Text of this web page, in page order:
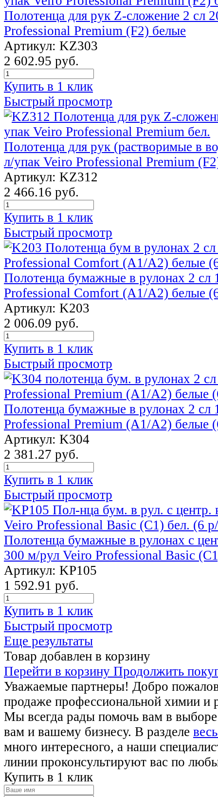
Полотенца для рук Z-сложение 2 сл
Professional Premium (F2) белые
Артикул: KZ303
2 602.95 руб.
Купить в 1 клик
Быстрый просмотр
Полотенца для рук (растворимые в
л/упак Veiro Professional Premium
Артикул: KZ312
2 466.16 руб.
Купить в 1 клик
Быстрый просмотр
Полотенца бумажные в рулонах 2 сл
Professional Comfort (А1/А2) белые
Артикул: K203
2 006.09 руб.
Купить в 1 клик
Быстрый просмотр
Полотенца бумажные в рулонах 2 сл
Professional Premium (A1/A2) белые
Артикул: K304
2 381.27 руб.
Купить в 1 клик
Быстрый просмотр
Полотенца бумажные в рулонах с
300 м/рул Veiro Professional Basic
Артикул: KP105
1 592.91 руб.
Купить в 1 клик
Быстрый просмотр
Еще результаты
Товар добавлен в корзину
Перейти в корзину Продолжить
Уважаемые партнеры! Добро
продаже профессиональной химии и
Мы всегда рады помочь вам в
вам и вашему бизнесу. В разделе
много интересного, а наши
линии проконсультируют вас по
Купить в 1 клик